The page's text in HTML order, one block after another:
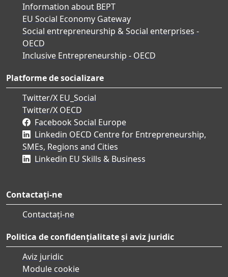
Information about BEPT
EU Social Economy Gateway
Social entrepreneurship & Social enterprises -
OECD
Inclusive Entrepreneurship - OECD
Platforme de socializare
Twitter/X EU_Social
Twitter/X OECD
Facebook Social Europe
Linkedin OECD Centre for Entrepreneurship,
SMEs, Regions and Cities
Linkedin EU Skills & Business
Contactați-ne
Contactați-ne
Politica de confidențialitate și aviz juridic
Aviz juridic
Module cookie